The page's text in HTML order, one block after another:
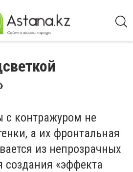
контражуром не
а их фронтальная
из непрозрачных
создания «эффекта